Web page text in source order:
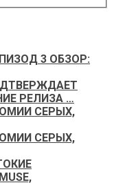
3 ОБЗОР:
РЕЛИЗА …
СЕРЫХ,
СЕРЫХ,